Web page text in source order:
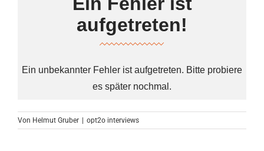
Von Helmut Gruber opt2o interviews